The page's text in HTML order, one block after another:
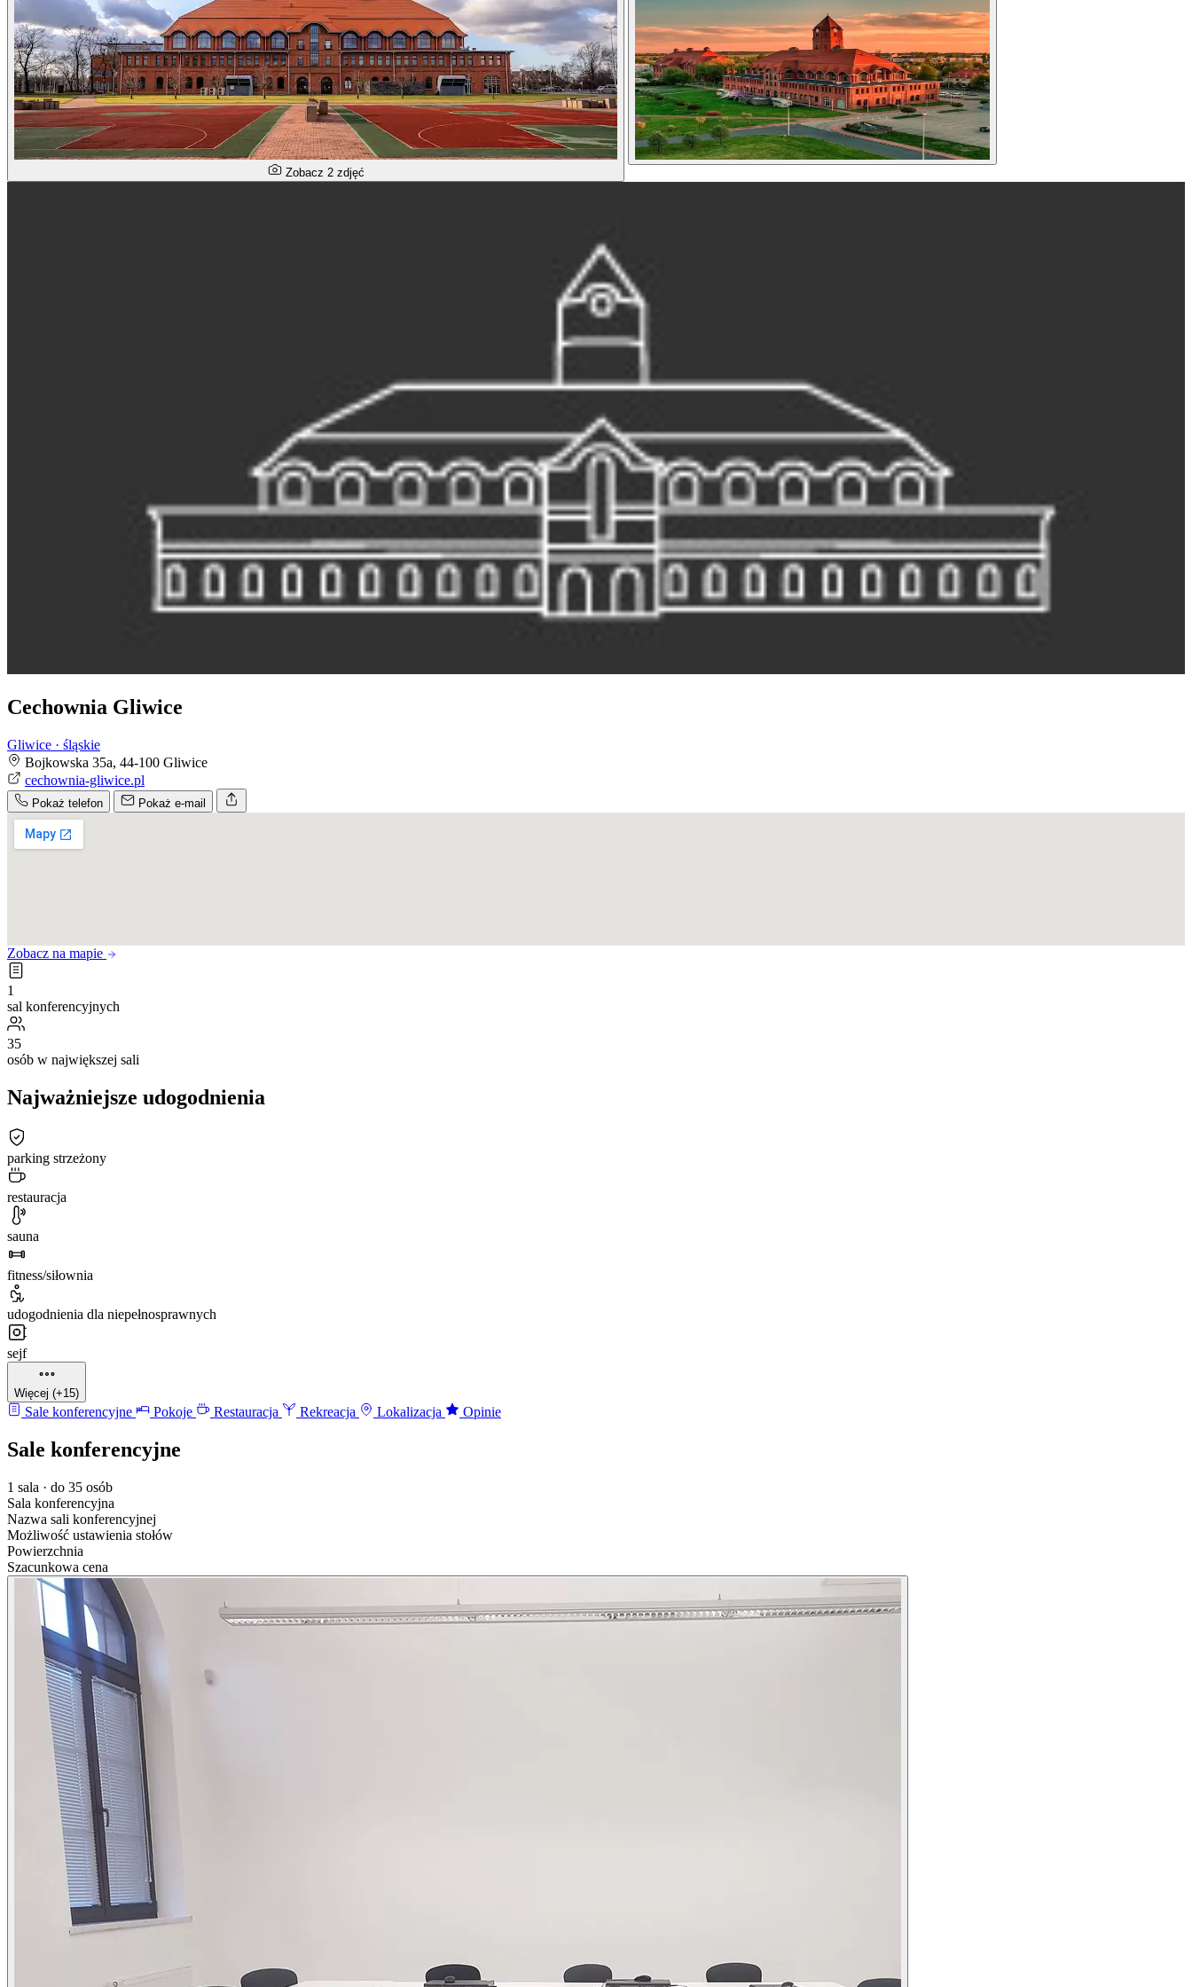
Zobacz 2 zdjęć
Cechownia Gliwice
Gliwice · śląskie
Bojkowska 35a, 44-100 Gliwice
cechownia-gliwice.pl
Pokaż telefon Pokaż e-mail
Zobacz na mapie
1
sal konferencyjnych
35
osób w największej sali
Najważniejsze udogodnienia
parking strzeżony
restauracja
sauna
fitness/siłownia
udogodnienia dla niepełnosprawnych
sejf
Więcej (+15)
Sale konferencyjne Pokoje Restauracja Rekreacja Lokalizacja Opinie
Sale konferencyjne
1 sala · do 35 osób
Sala konferencyjna
Nazwa sali konferencyjnej
Możliwość ustawienia stołów
Powierzchnia
Szacunkowa cena